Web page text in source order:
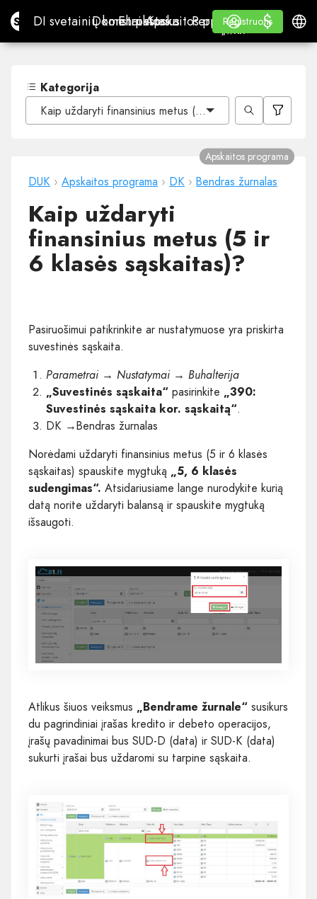
Site.proDI svetainių konstruktorius
DI svetainių konstruktorius
Domenai
DomenaiEl. paštas
El. paštasApskaitos programa
Apskaitos programa
Perpardavėjams
„WHITE LABEL“
Mokymasis
Mokymasis
Registruotis
Registruotis
Prisijungti
$
$
Kategorija
Kaip uždaryti finansinius metus (5 ir 6 klasės sąskaitas)?
DUK › Apskaitos programa › DK › Bendras žurnalas
Apskaitos programa
Kaip uždaryti
finansinius metus (5 ir
6 klasės sąskaitas)?
Pasiruošimui patikrinkite ar nustatymuose yra priskirta
suvestinės sąskaita.
Parametrai → Nustatymai → Buhalterija
„Suvestinės sąskaita“ pasirinkite „390:
Suvestinės sąskaita kor. sąskaitą“.
DK →Bendras žurnalas
Norėdami uždaryti finansinius metus (5 ir 6 klasės
sąskaitas) spauskite mygtuką „5, 6 klasės
sudengimas“. Atsidariusiame lange nurodykite kurią
datą norite uždaryti balansą ir spauskite mygtuką
išsaugoti.
Atlikus šiuos veiksmus „Bendrame žurnale“ susikurs
du pagrindiniai įrašas kredito ir debeto operacijos,
įrašų pavadinimai bus SUD-D (data) ir SUD-K (data)
sukurti įrašai bus uždaromi su tarpine sąskaita.